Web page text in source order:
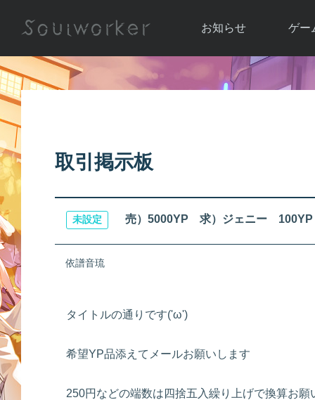
お知らせ
お知らせ一覧
ゲー
ソウ
アップ
取引掲示板
未設定 売）5000YP 求）ジェニー 100YP
依譜音琉
タイトルの通りです('ω')
希望YP品添えてメールお願いします
250円などの端数は四捨五入繰り上げで換算お願